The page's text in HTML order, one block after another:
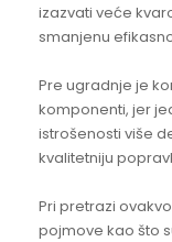
izazvati veće
smanjenu
Pre ugradnje je
komponenti, jer
istrošenosti više
kvalitetniju
Pri pretrazi
pojmove kao što